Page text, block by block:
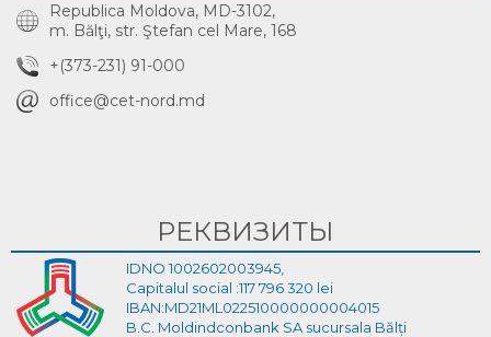
Republica Moldova, MD-3102,
m. Bălţi, str. Ştefan cel Mare, 168
+(373-231) 91-000
office@cet-nord.md
РЕКВИЗИТЫ
IDNO 1002602003945,
Capitalul social :117 796 320 lei
IBAN:MD21ML022510000000004015
B.C. Moldindconbank SA sucursala Bălți